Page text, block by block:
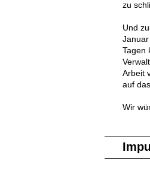
zu
Und
Tagen
Arbeit
auf
Wir